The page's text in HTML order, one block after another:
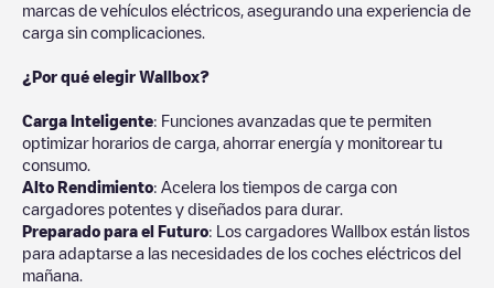
marcas de vehículos eléctricos, asegurando una experiencia de
carga sin complicaciones.
¿Por qué elegir Wallbox?
Carga Inteligente: Funciones avanzadas que te permiten
optimizar horarios de carga, ahorrar energía y monitorear tu
consumo.
Alto Rendimiento: Acelera los tiempos de carga con
cargadores potentes y diseñados para durar.
Preparado para el Futuro: Los cargadores Wallbox están listos
para adaptarse a las necesidades de los coches eléctricos del
mañana.